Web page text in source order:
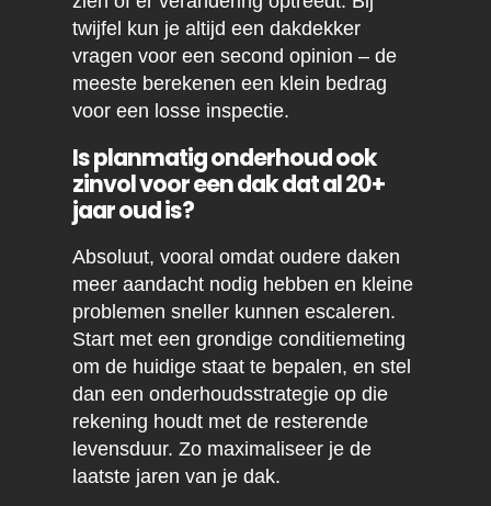
twijfel kun je altijd een dakdekker
vragen voor een second opinion – de
meeste berekenen een klein bedrag
voor een losse inspectie.
Is planmatig onderhoud ook
zinvol voor een dak dat al 20+
jaar oud is?
Absoluut, vooral omdat oudere daken
meer aandacht nodig hebben en kleine
problemen sneller kunnen escaleren.
Start met een grondige conditiemeting
om de huidige staat te bepalen, en stel
dan een onderhoudsstrategie op die
rekening houdt met de resterende
levensduur. Zo maximaliseer je de
laatste jaren van je dak.